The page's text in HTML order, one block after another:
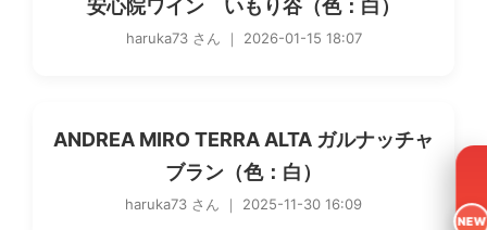
安心院ワイン いもり谷（色：白）
haruka73 さん ｜ 2026-01-15 18:07
ANDREA MIRO TERRA ALTA ガルナッチャ
ブラン（色：白）
haruka73 さん ｜ 2025-11-30 16:09
NEW